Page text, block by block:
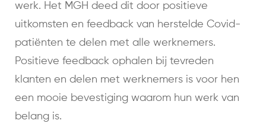
werk. Het MGH deed dit door positieve
uitkomsten en feedback van herstelde Covid-
patiënten te delen met alle werknemers.
Positieve feedback ophalen bij tevreden
klanten en delen met werknemers is voor hen
een mooie bevestiging waarom hun werk van
belang is.